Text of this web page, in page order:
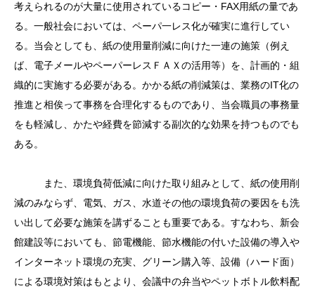
考えられるのが大量に使用されているコピー・FAX用紙の量であ
る。一般社会においては、ペーパ一レス化が確実に進行してい
る。当会としても、紙の使用量削減に向けた一連の施策（例え
ば、電子メールやペーパーレスＦＡＸの活用等）を、計画的・組
織的に実施する必要がある。かかる紙の削減策は、業務のIT化の
推進と相俟って事務を合理化するものであり、当会職員の事務量
をも軽減し、かたや経費を節減する副次的な効果を持つものでも
ある。
また、環境負荷低減に向けた取り組みとして、紙の使用削
減のみならず、電気、ガス、水道その他の環境負荷の要因をも洗
い出して必要な施策を講ずることも重要である。すなわち、新会
館建設等においても、節電機能、節水機能の付いた設備の導入や
インターネット環境の充実、グリーン購入等、設備（ハード面）
による環境対策はもとより、会議中の弁当やペットボトル飲料配